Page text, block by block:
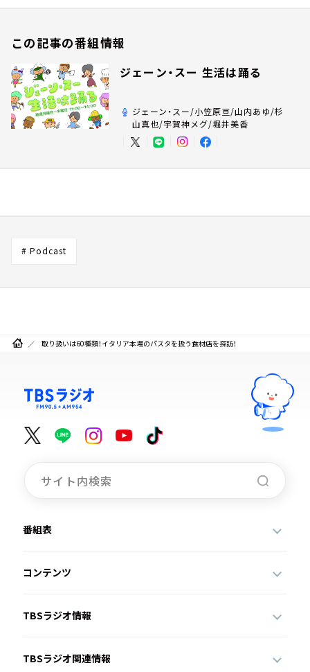
この記事の番組情報
ジェーン・スー 生活は踊る
ジェーン・スー/小笠原亘/山内あゆ/杉
山真也/宇賀神メグ/堀井美香
# Podcast
取り扱いは60種類！イタリア本場のパスタを扱う食材店を探訪！
番組表
コンテンツ
TBSラジオ情報
TBSラジオ関連情報